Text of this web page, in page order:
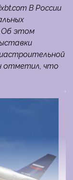
В России
Об этом
отметил, что